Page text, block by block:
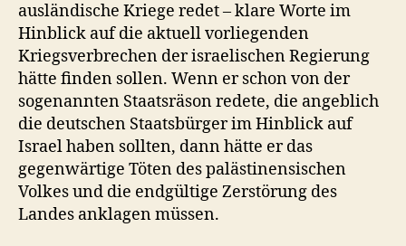
ausländische Kriege redet – klare Worte im
Hinblick auf die aktuell vorliegenden
Kriegsverbrechen der israelischen Regierung
hätte finden sollen. Wenn er schon von der
sogenannten Staatsräson redete, die angeblich
die deutschen Staatsbürger im Hinblick auf
Israel haben sollten, dann hätte er das
gegenwärtige Töten des palästinensischen
Volkes und die endgültige Zerstörung des
Landes anklagen müssen.